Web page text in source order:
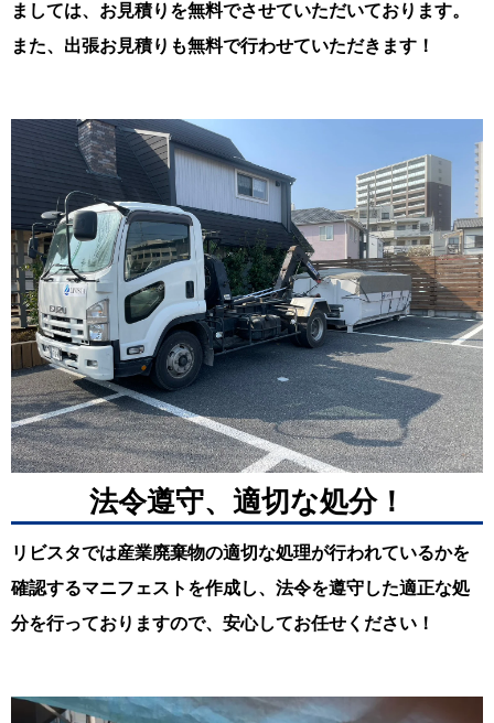
ましては、お見積りを無料でさせていただいております。
また、出張お見積りも無料で行わせていただきます！
法令遵守、適切な処分！
リビスタでは産業廃棄物の適切な処理が行われているかを
確認するマニフェストを作成し、法令を遵守した適正な処
分を行っておりますので、安心してお任せください！